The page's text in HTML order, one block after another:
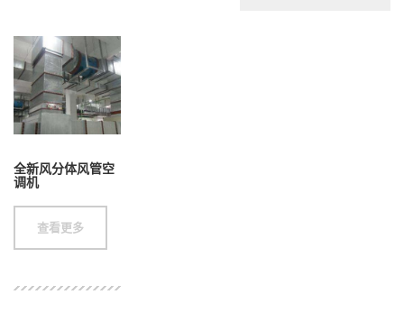
全新风分体风管空
调机
查看更多